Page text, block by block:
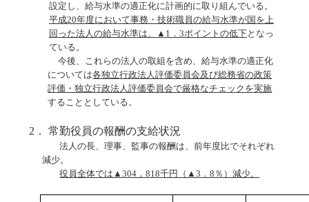
設定し、給与水準の適正化に計画的に取り組んでいる。
平成20年度において事務・技術職員の給与水準が国を上
回った法人の給与水準は、▲1．3ポイントの低下となっ
ている。
今後、これらの法人の取組を含め、給与水準の適正化
については各独立行政法人評価委員会及び総務省の政策
評価・独立行政法人評価委員会で厳格なチェックを実施
することとしている。
2． 常勤役員の報酬の支給状況
法人の長、理事、監事の報酬は、前年度比でそれぞれ
減少。
役員全体では▲304，818千円（▲3．8％）減少。